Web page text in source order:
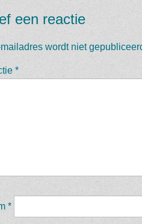
een reactie
wordt niet
*
*